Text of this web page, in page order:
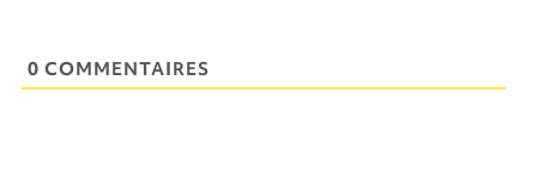
0 COMMENTAIRES